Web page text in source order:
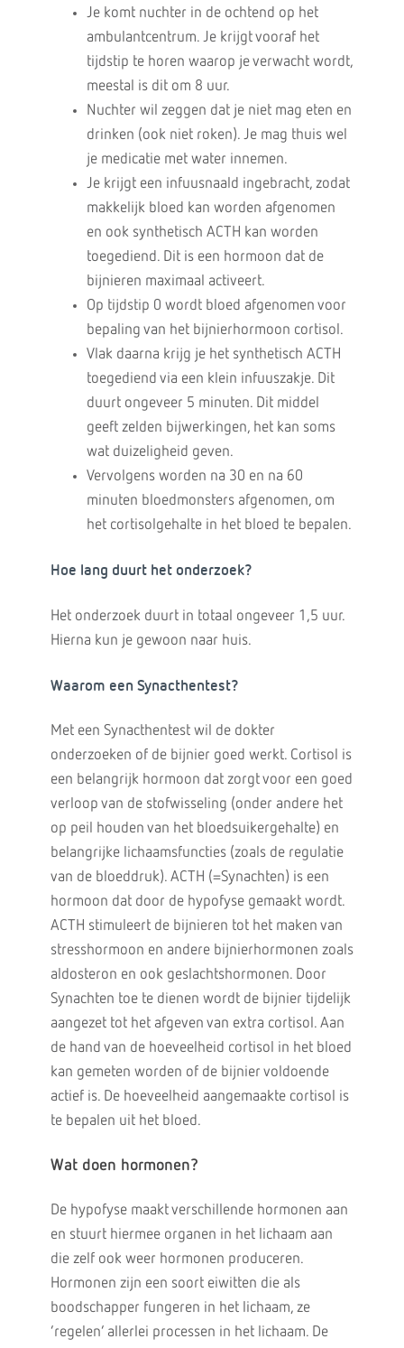
Je komt nuchter in de ochtend op het
ambulantcentrum. Je krijgt vooraf het
tijdstip te horen waarop je verwacht wordt,
meestal is dit om 8 uur.
Nuchter wil zeggen dat je niet mag eten en
drinken (ook niet roken). Je mag thuis wel
je medicatie met water innemen.
Je krijgt een infuusnaald ingebracht, zodat
makkelijk bloed kan worden afgenomen
en ook synthetisch ACTH kan worden
toegediend. Dit is een hormoon dat de
bijnieren maximaal activeert.
Op tijdstip 0 wordt bloed afgenomen voor
bepaling van het bijnierhormoon cortisol.
Vlak daarna krijg je het synthetisch ACTH
toegediend via een klein infuuszakje. Dit
duurt ongeveer 5 minuten. Dit middel
geeft zelden bijwerkingen, het kan soms
wat duizeligheid geven.
Vervolgens worden na 30 en na 60
minuten bloedmonsters afgenomen, om
het cortisolgehalte in het bloed te bepalen.
Hoe lang duurt het onderzoek?
Het onderzoek duurt in totaal ongeveer 1,5 uur.
Hierna kun je gewoon naar huis.
Waarom een Synacthentest?
Met een Synacthentest wil de dokter
onderzoeken of de bijnier goed werkt. Cortisol is
een belangrijk hormoon dat zorgt voor een goed
verloop van de stofwisseling (onder andere het
op peil houden van het bloedsuikergehalte) en
belangrijke lichaamsfuncties (zoals de regulatie
van de bloeddruk). ACTH (=Synachten) is een
hormoon dat door de hypofyse gemaakt wordt.
ACTH stimuleert de bijnieren tot het maken van
stresshormoon en andere bijnierhormonen zoals
aldosteron en ook geslachtshormonen. Door
Synachten toe te dienen wordt de bijnier tijdelijk
aangezet tot het afgeven van extra cortisol. Aan
de hand van de hoeveelheid cortisol in het bloed
kan gemeten worden of de bijnier voldoende
actief is. De hoeveelheid aangemaakte cortisol is
te bepalen uit het bloed.
Wat doen hormonen?
De hypofyse maakt verschillende hormonen aan
en stuurt hiermee organen in het lichaam aan
die zelf ook weer hormonen produceren.
Hormonen zijn een soort eiwitten die als
boodschapper fungeren in het lichaam, ze
‘regelen’ allerlei processen in het lichaam. De